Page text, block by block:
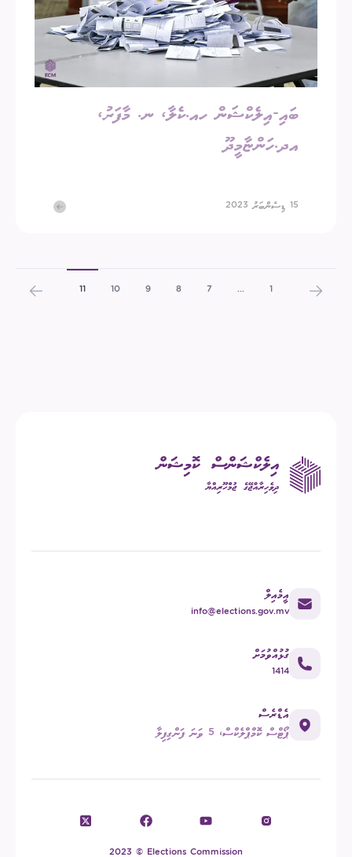
ބައި-އިލެކްޝަން ހއ.ކެލާ، ނ. މާފަރު،
އދ.ހަންޏާމީދޫ
15 ޑިސެންބަރު 2023
1
...
7
8
9
10
11
އީމެއިލް
info@elections.gov.mv
ގުޅުއްވުމަށް
1414
އެޑްރެސް
ޕޯޓްސް ކޮމްޕްލެކްސް، 5 ވަނަ ފަންގިފިލާ
2023 © Elections Commission